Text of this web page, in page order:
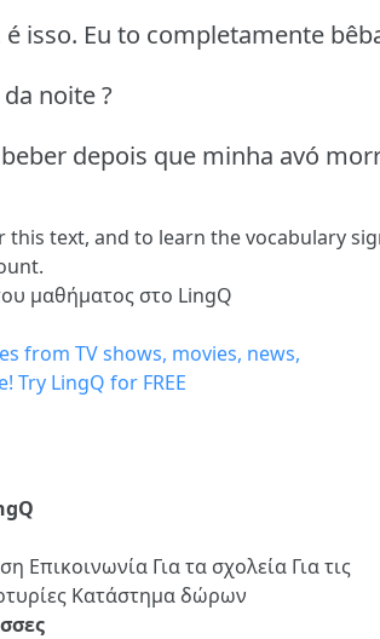
é isso. Eu to completamente
noite ?
depois que minha avó
this text, and to learn the vocabulary
μαθήματος στο LingQ
Επικοινωνία Για τα σχολεία Για τις
Κατάστημα δώρων